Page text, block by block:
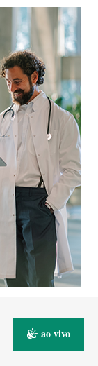
ao vivo